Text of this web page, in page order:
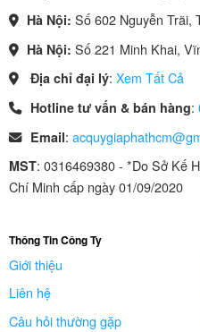
Hà Nội: Số 602 Nguyễn Trãi,
Hà Nội: Số 221 Minh Khai,
Địa chỉ đại lý: Xem Tất Cả
Hotline tư vấn & bán hàng:
Email:
MST: 0316469380 - *Do Sở Kế
Chí Minh cấp ngày 01/09/2020
Thông Tin Công Ty
Giới thiệu
Liên hệ
Câu hỏi thường gặp